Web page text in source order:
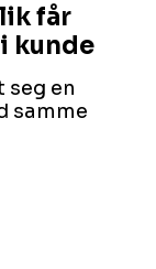
får
kunde
seg en
samme